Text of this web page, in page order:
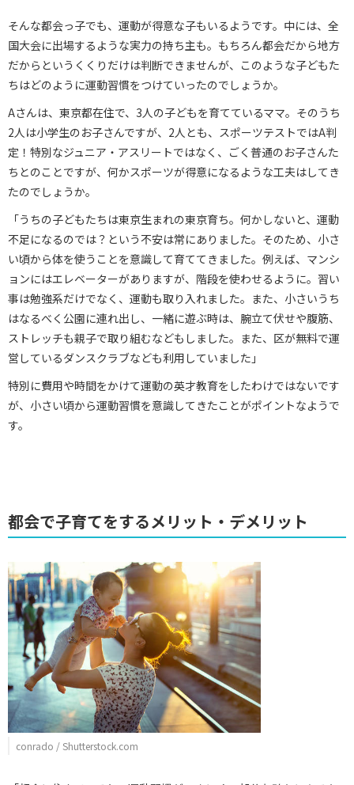
そんな都会っ子でも、運動が得意な子もいるようです。中には、全
国大会に出場するような実力の持ち主も。もちろん都会だから地方
だからというくくりだけは判断できませんが、このような子どもた
ちはどのように運動習慣をつけていったのでしょうか。
Aさんは、東京都在住で、3人の子どもを育てているママ。そのうち
2人は小学生のお子さんですが、2人とも、スポーツテストではA判
定！特別なジュニア・アスリートではなく、ごく普通のお子さんた
ちとのことですが、何かスポーツが得意になるような工夫はしてき
たのでしょうか。
「うちの子どもたちは東京生まれの東京育ち。何かしないと、運動
不足になるのでは？という不安は常にありました。そのため、小さ
い頃から体を使うことを意識して育ててきました。例えば、マンシ
ョンにはエレベーターがありますが、階段を使わせるように。習い
事は勉強系だけでなく、運動も取り入れました。また、小さいうち
はなるべく公園に連れ出し、一緒に遊ぶ時は、腕立て伏せや腹筋、
ストレッチも親子で取り組むなどもしました。また、区が無料で運
営しているダンスクラブなども利用していました」
特別に費用や時間をかけて運動の英才教育をしたわけではないです
が、小さい頃から運動習慣を意識してきたことがポイントなようで
す。
都会で子育てをするメリット・デメリット
conrado / Shutterstock.com